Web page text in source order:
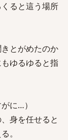
ると這う場所
とがめたのか
ゆるゆると指
に…）
身を任せると
。